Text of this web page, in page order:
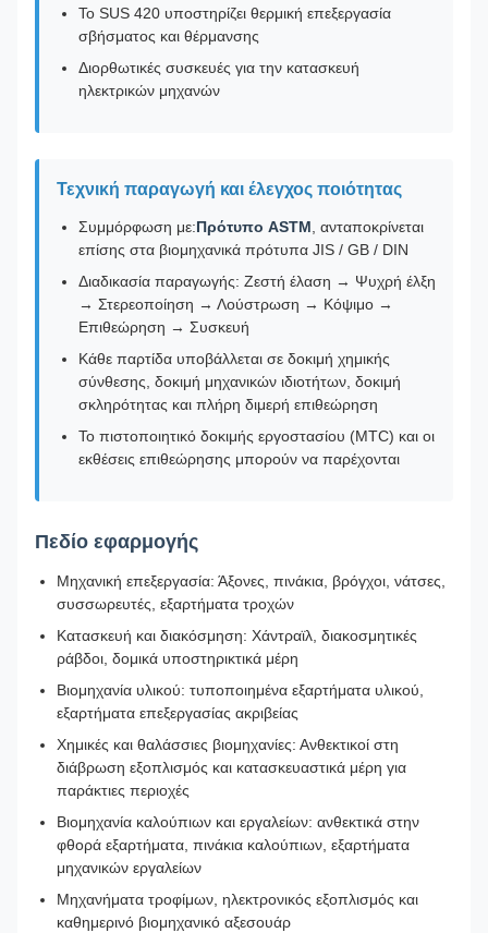
Το SUS 420 υποστηρίζει θερμική επεξεργασία
σβήσματος και θέρμανσης
Διορθωτικές συσκευές για την κατασκευή
ηλεκτρικών μηχανών
Τεχνική παραγωγή και έλεγχος ποιότητας
Συμμόρφωση με:Πρότυπο ASTM, ανταποκρίνεται
επίσης στα βιομηχανικά πρότυπα JIS / GB / DIN
Διαδικασία παραγωγής: Ζεστή έλαση → Ψυχρή έλξη
→ Στερεοποίηση → Λούστρωση → Κόψιμο →
Επιθεώρηση → Συσκευή
Κάθε παρτίδα υποβάλλεται σε δοκιμή χημικής
σύνθεσης, δοκιμή μηχανικών ιδιοτήτων, δοκιμή
σκληρότητας και πλήρη διμερή επιθεώρηση
Το πιστοποιητικό δοκιμής εργοστασίου (MTC) και οι
εκθέσεις επιθεώρησης μπορούν να παρέχονται
Πεδίο εφαρμογής
Μηχανική επεξεργασία: Άξονες, πινάκια, βρόγχοι, νάτσες,
συσσωρευτές, εξαρτήματα τροχών
Κατασκευή και διακόσμηση: Χάντραϊλ, διακοσμητικές
ράβδοι, δομικά υποστηρικτικά μέρη
Βιομηχανία υλικού: τυποποιημένα εξαρτήματα υλικού,
εξαρτήματα επεξεργασίας ακριβείας
Χημικές και θαλάσσιες βιομηχανίες: Ανθεκτικοί στη
διάβρωση εξοπλισμός και κατασκευαστικά μέρη για
παράκτιες περιοχές
Βιομηχανία καλούπιων και εργαλείων: ανθεκτικά στην
φθορά εξαρτήματα, πινάκια καλούπιων, εξαρτήματα
μηχανικών εργαλείων
Μηχανήματα τροφίμων, ηλεκτρονικός εξοπλισμός και
καθημερινό βιομηχανικό αξεσουάρ